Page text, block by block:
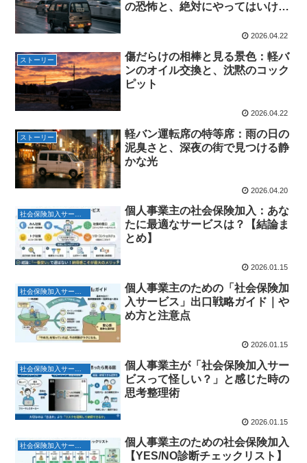
の恐怖と、絶対にやってはいけな
2026.04.22
ストーリー
傷だらけの相棒と見る景色：軽バ
ンのオイル交換と、沈黙のコック
ピット
2026.04.22
ストーリー
軽バン運転席の特等席：雨の日の
泥臭さと、深夜の街で見つける静
かな光
2026.04.20
社会保険加入サービス
個人事業主の社会保険加入：あな
たに最適なサービスは？【結論ま
とめ】
2026.01.15
個人事業主のための「社会保険加
入サービス」出口戦略ガイド｜や
め方と注意点
2026.01.15
個人事業主が「社会保険加入サー
ビスって怪しい？」と感じた時の
思考整理術
2026.01.15
社会保険加入サービス
個人事業主のための社会保険加入
【YES/NO診断チェックリスト】